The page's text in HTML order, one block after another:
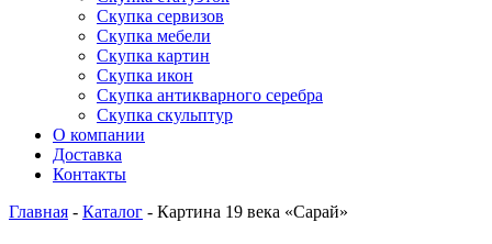
Скупка сервизов
Скупка мебели
Скупка картин
Скупка икон
Скупка антикварного серебра
Скупка скульптур
О компании
Доставка
Контакты
Главная - Каталог - Картина 19 века «Сарай»